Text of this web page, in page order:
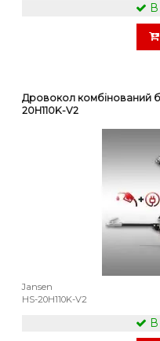
Дровокол комбінований
20H110K-V2
Jansen
HS-20H110K-V2
В